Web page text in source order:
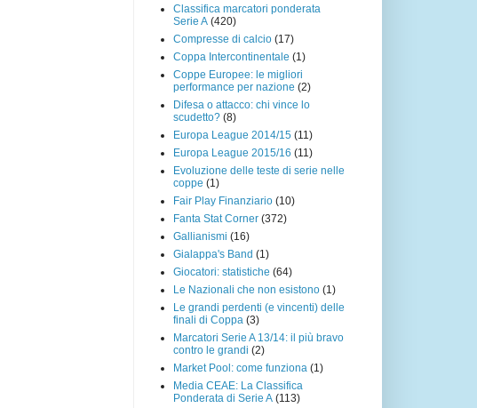
Classifica marcatori ponderata
Serie A (420)
Compresse di calcio (17)
Coppa Intercontinentale (1)
Coppe Europee: le migliori
performance per nazione (2)
Difesa o attacco: chi vince lo
scudetto? (8)
Europa League 2014/15 (11)
Europa League 2015/16 (11)
Evoluzione delle teste di serie nelle
coppe (1)
Fair Play Finanziario (10)
Fanta Stat Corner (372)
Gallianismi (16)
Gialappa's Band (1)
Giocatori: statistiche (64)
Le Nazionali che non esistono (1)
Le grandi perdenti (e vincenti) delle
finali di Coppa (3)
Marcatori Serie A 13/14: il più bravo
contro le grandi (2)
Market Pool: come funziona (1)
Media CEAE: La Classifica
Ponderata di Serie A (113)